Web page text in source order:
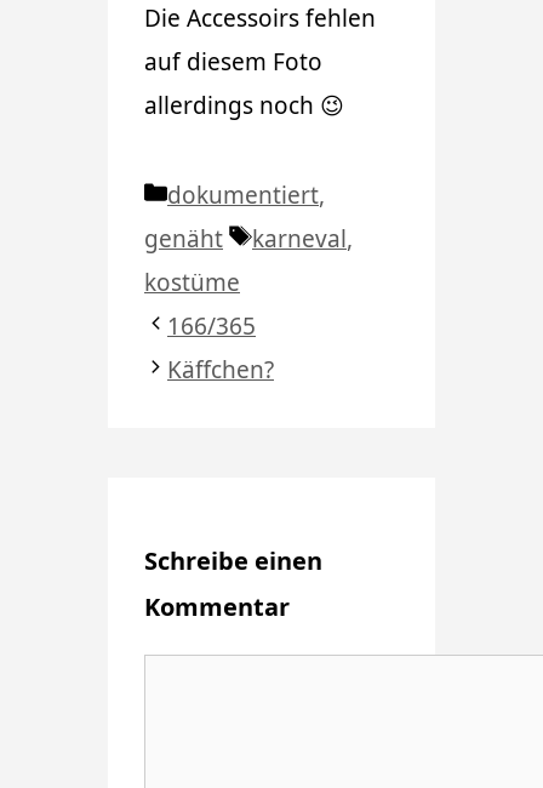
Die Accessoirs fehlen
auf diesem Foto
allerdings noch 😉
Kategorien
dokumentiert,
genäht
Schlagwörter
karneval,
kostüme
166/365
Käffchen?
Schreibe einen
Kommentar